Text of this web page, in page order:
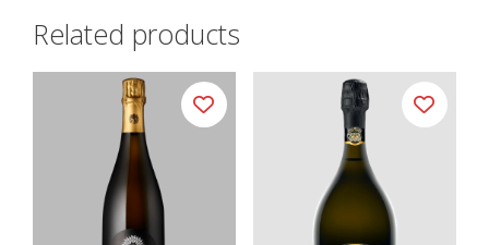
Related products